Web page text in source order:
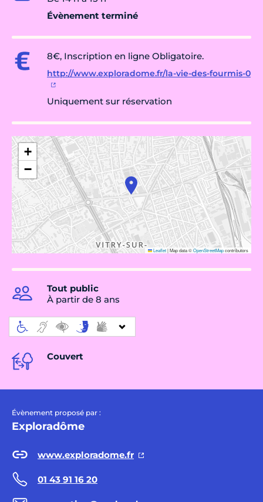
Évènement terminé
8€, Inscription en ligne Obligatoire.
http://www.exploradome.fr/la-vie-des-fourmis-0
Uniquement sur réservation
+
−
Leaflet|Map data ©OpenStreetMapcontributors
Tout public
À partir de 8 ans
Couvert
Évènement proposé par :
Exploradôme
www.exploradome.fr
01 43 91 16 20